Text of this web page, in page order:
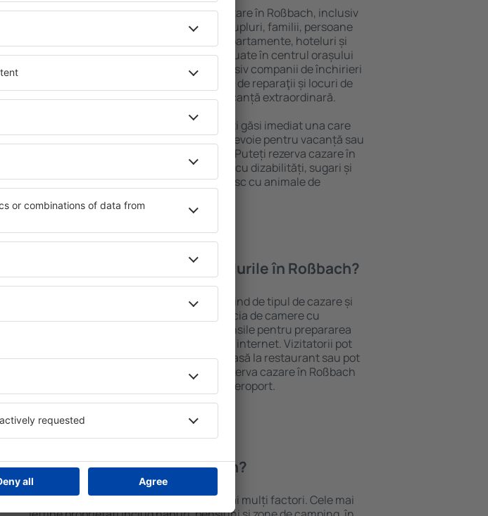
Puteți alege dintr-o ofertă variată de cazare în Roßbach, inclusiv
proprietăți pentru o singură persoană, cupluri, familii, persoane
ȋn vârstă și grupuri. Oaspeţii pot sta în apartamente, hoteluri și
pensiuni care oferă intimitate și sunt situate în centrul orașului
Roßbach. Facilitățile din apropiere, inclusiv companii de închirieri
auto, transport public, magazine, centre de reparaţii și locuri de
relaxare sau distracţie, garantează o vacanță extraordinară.
Dacă doriţi cazare de lux în Roßbach, veţi găsi imediat una care
să se potrivească. Veți găsi tot ce aveți nevoie pentru vacanță sau
călătoria de afaceri la destinația aleasă. Puteți rezerva cazare în
Roßbach cu facilități pentru persoanele cu dizabilități, sugari și
copii, precum și pentru cei care călătoresc cu animale de
Ce fel de facilităţi oferă hotelurile în Roßbach?
Facilitățile proprietăţilor în Roßbach depind de tipul de cazare și
de numărul de stele. Oaspeții pot beneficia de camere cu
chicinetă, balcon, aer condiționat, ustensile pentru prepararea
ceaiului şi a cafelei, prosoape și acces la internet. Vizitatorii pot
avea parcare gratuită, pot comanda o masă la restaurant sau pot
alege un hotel cu piscină. În plus, pot rezerva cazare în Roßbach
la proprietăți care oferă transport de la aeroport.
Cât costă cazarea în Roßbach?
Costul cazării în Roßbach depinde de mai mulți factori. Cele mai